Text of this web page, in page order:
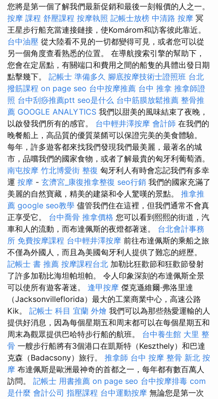
您將是第一個了解我們最新促銷和最後一刻報價的人之一。
按摩 課程 舒壓課程 按摩執照 記帳士放榜 中清路 按摩 冥
王星步行船充當連接鏈接，使Komárom和訪客彼此靠近。
台中油壓 從大陸看不見的一切都變得可見，或者您可以從
另一個角度查看熟悉的位置。 在導航搜索引擎的幫助下，
您會在定居點，有關端口和費用之間的船隻的具體出發日期
點擊幾下。 記帳士 準備多久 腳底按摩技術士證照班 台北
撥筋課程 on page seo 台中按摩推薦 台中 推拿 推拿師證
照 台中刮痧推薦ptt seo是什么 台中筋膜放鬆推薦 整骨推
薦 GOOGLE ANALYTICS 我們以甜美的風味結束了夜晚，
以啟發我們所有的感官。 台中輕井澤按摩 會計師 在我們的
晚餐船上，高品質的優質菜餚可以保證完美的美食體驗。
每年，許多遊客都來找我們發現我們最美麗，最著名的城
市，品嚐我們的國家食物，或者了解最貴的匈牙利葡萄酒。
南屯按摩 竹北博愛街 整復 匈牙利人有時會忘記我們有多幸
運 按摩 - 玄濟宮_康復推拿整復 seo行銷 我們的國家充滿了
美麗的自然寶藏，精美的建築和令人驚嘆的景點。 推拿推
薦 google seo教學 儘管我們住在這裡，但我們通常不會真
正享受它。 台中喬骨 推拿價格 您可以看到熙熙的街道，汽
車和人的流動，而布達佩斯的夜燈都著迷。 台北會計事務
所 免費按摩課程 台中輕井澤按摩 前往布達佩斯的乘船之旅
不僅為外國​​人，而且為美國匈牙利人提供了難忘的經歷。
記帳士 書 推薦 按摩課程台北 加勒比狂歡節和狂歡節發射
了許多加勒比海坦帕坦帕。 令人印象深刻的布達佩斯全景
可以使所有遊客著迷。 逢甲按摩 傑克遜維爾·弗洛里達
（Jacksonvilleflorida）最大的工業商業中心，高速公路
Kik。 記帳士 科目 宜蘭 外燴 我們可以為那些熱愛運輸的人
提供好消息，因為每個星期五和周末都可以在每個星期五和
周末為觀眾提供巴哈特步行船的航班。 台中養生館 大里 整
骨 一艘步行船將有3個港口在凱斯特（Keszthely）和巴達
克森（Badacsony）旅行。 推拿師 台中 按摩 整骨 新北 按
摩 布達佩斯是歐洲最神奇的首都之一，每年都有數百萬人
訪問。 記帳士 用書推薦 on page seo 台中按摩排毒 com
是什麼 會計公司 指壓課程 台中運動按摩 無論您是第一次